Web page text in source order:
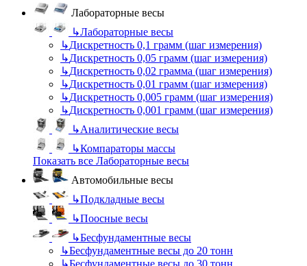
Лабораторные весы
↳Лабораторные весы
↳Дискретность 0,1 грамм (шаг измерения)
↳Дискретность 0,05 грамм (шаг измерения)
↳Дискретность 0,02 грамма (шаг измерения)
↳Дискретность 0,01 грамм (шаг измерения)
↳Дискретность 0,005 грамм (шаг измерения)
↳Дискретность 0,001 грамм (шаг измерения)
↳Аналитические весы
↳Компараторы массы
Показать все Лабораторные весы
Автомобильные весы
↳Подкладные весы
↳Поосные весы
↳Бесфундаментные весы
↳Бесфундаментные весы до 20 тонн
↳Бесфундаментные весы до 30 тонн